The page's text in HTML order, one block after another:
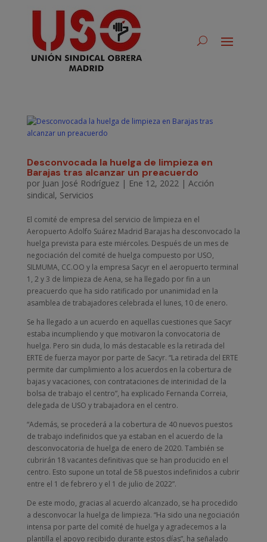
Desconvocada la huelga de limpieza en
Barajas tras alcanzar un preacuerdo
por Juan José Rodríguez| Ene 12, 2022| Acción
sindical, Servicios
El comité de empresa del servicio de limpieza en el
Aeropuerto Adolfo Suárez Madrid Barajas ha desconvocado la
huelga prevista para este miércoles. Después de un mes de
negociación del comité de huelga compuesto por USO,
SILMUMA, CC.OO y la empresa Sacyr en el aeropuerto terminal
1, 2 y 3 de limpieza de Aena, se ha llegado por fin a un
preacuerdo que ha sido ratificado por unanimidad en la
asamblea de trabajadores celebrada el lunes, 10 de enero.
Se ha llegado a un acuerdo en aquellas cuestiones que Sacyr
estaba incumpliendo y que motivaron la convocatoria de
huelga. Pero sin duda, lo más destacable es la retirada del
ERTE de fuerza mayor por parte de Sacyr. “La retirada del ERTE
permite dar cumplimiento a los acuerdos en la cobertura de
bajas y vacaciones, con contrataciones de interinidad de la
bolsa de trabajo el centro”, ha explicado Fernanda Correia,
delegada de USO y trabajadora en el centro.
“Además, se procederá a la cobertura de 40 nuevos puestos
de trabajo indefinidos que ya estaban en el acuerdo de la
desconvocatoria de huelga de enero de 2020. También se
cubrirán 18 vacantes definitivas que se han producido en el
centro. Esto supone un total de 58 puestos indefinidos a cubrir
entre el 1 de febrero y el 1 de julio de 2022”.
De este modo, gracias al acuerdo alcanzado, se ha procedido
a desconvocar la huelga de limpieza. “Ha sido una negociación
intensa por parte del comité de huelga y agradecemos a la
plantilla el apoyo recibido durante estos días”, ha señalado